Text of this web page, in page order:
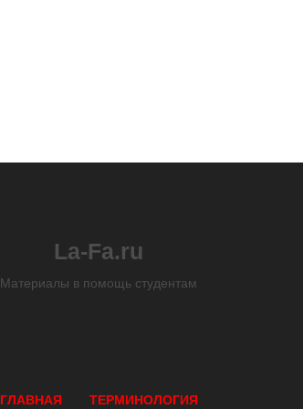
La-Fa.ru
Материалы в помощь студентам
ГЛАВНАЯ ТЕРМИНОЛОГИЯ